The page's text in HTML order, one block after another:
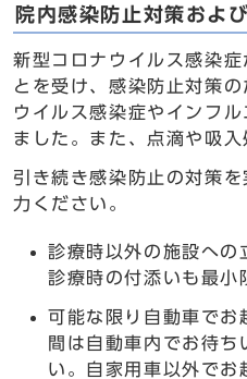
院内感染防止対策およ
新型コロナウイルス感染
とを受け、感染防止対策
ウイルス感染症やインフ
ました。また、点滴や吸
引き続き感染防止の対策
力ください。
診療時以外の施設への
診療時の付添いも最小
可能な限り自動車でお
間は自動車内でお待ち
い。自家用車以外でお